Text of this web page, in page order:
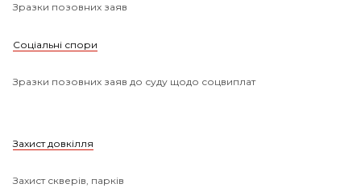
Зразки позовних заяв
Соціальні спори
Зразки позовних заяв до суду щодо соцвиплат
Захист довкілля
Захист скверів, парків